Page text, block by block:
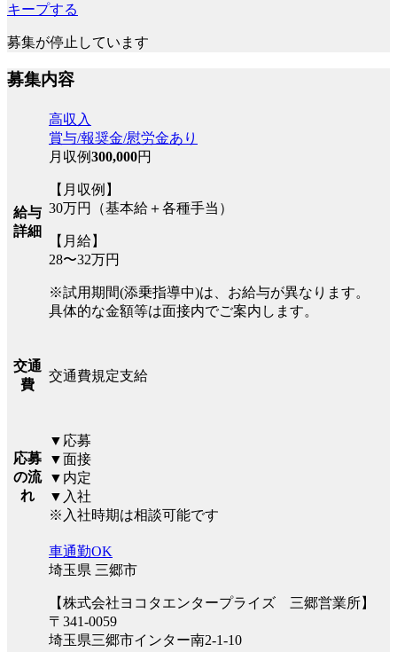
キープする
募集が停止しています
募集内容
給与
詳細
高収入
賞与/報奨金/慰労金あり
月収例300,000円
【月収例】
30万円（基本給＋各種手当）
【月給】
28〜32万円
※試用期間(添乗指導中)は、お給与が異なります。
具体的な金額等は面接内でご案内します。
交通
費
交通費規定支給
応募
の流
れ
▼応募
▼面接
▼内定
▼入社
※入社時期は相談可能です
車通勤OK
埼玉県 三郷市
【株式会社ヨコタエンタープライズ 三郷営業所】
〒341-0059
埼玉県三郷市インター南2-1-10